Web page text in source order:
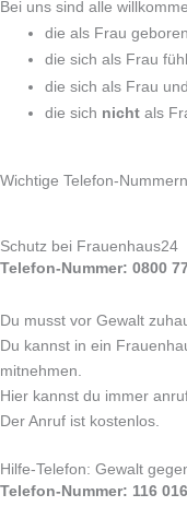
Bei uns sind alle
die als Frau
die sich als Frau
die sich als Frau
die sich nicht als
Wichtige Telefon-
Schutz bei Frauenhaus24
Telefon-Nummer: 0800
Du musst vor Gewalt
Du kannst in ein
mitnehmen.
Hier kannst du immer
Der Anruf ist kostenlos.
Hilfe-Telefon: Gewalt
Telefon-Nummer: 116 016